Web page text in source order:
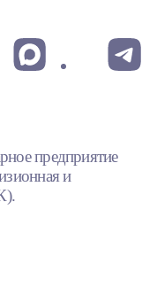
предприятие
и